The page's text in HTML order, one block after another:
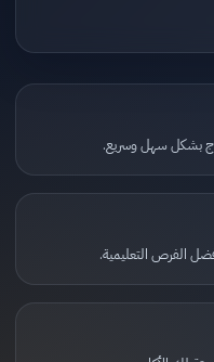
بشكل سهل وسريع.
الفرص التعليمية.